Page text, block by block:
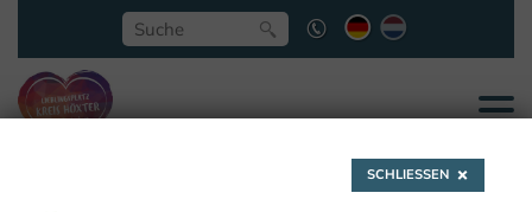
SCHLIESSEN